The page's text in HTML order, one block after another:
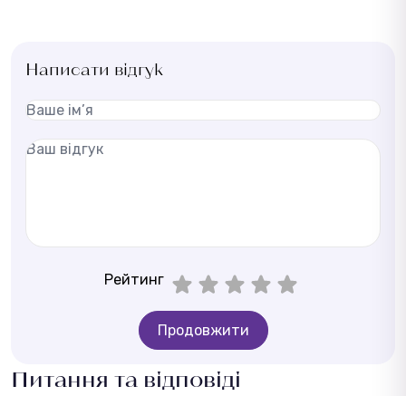
Написати відгук
Рейтинг
Продовжити
Питання та відповіді